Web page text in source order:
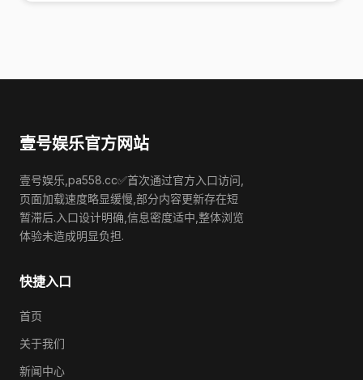
壹号娱乐官方网站
壹号娱乐,pa558.cc✅首次通过官方入口访问,
页面加载速度略显缓慢,部分内容更新存在短
暂滞后.入口设计明确,信息密度适中,整体浏览
体验未造成明显负担.
快捷入口
首页
关于我们
新闻中心